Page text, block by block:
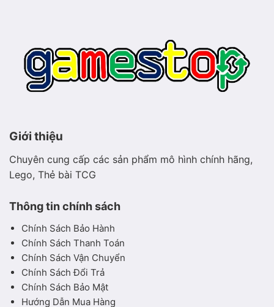
Giới thiệu
Chuyên cung cấp các sản phẩm mô hình chính hãng,
Lego, Thẻ bài TCG
Thông tin chính sách
Chính Sách Bảo Hành
Chính Sách Thanh Toán
Chính Sách Vận Chuyển
Chính Sách Đổi Trả
Chính Sách Bảo Mật
Hướng Dẫn Mua Hàng